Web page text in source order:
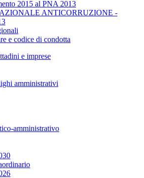
2015 al PNA 2013
ANTICORRUZIONE -
e codice di condotta
e imprese
amministrativi
amministrativo